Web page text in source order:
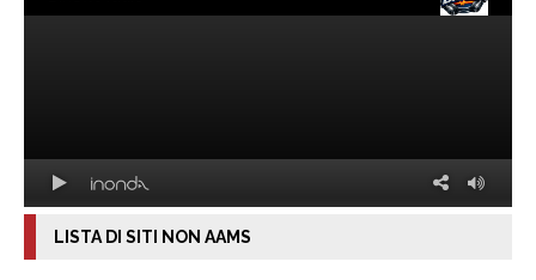
LISTA DI SITI NON AAMS